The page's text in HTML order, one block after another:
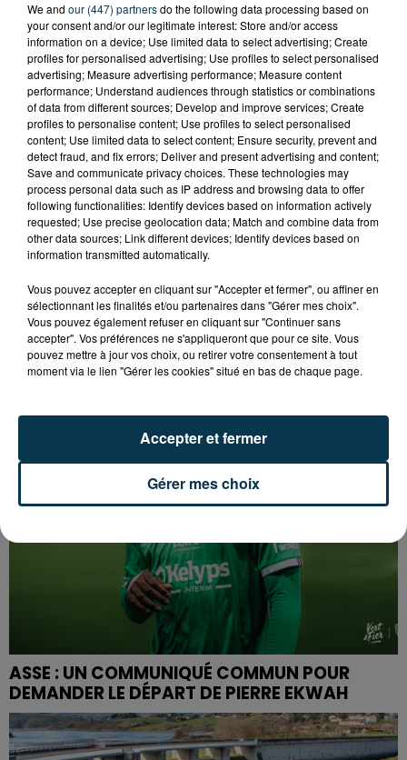
SAINT-ETIENNE : DÉPART DE FEU RUE ROGER
SALENGRO, LE SECTEUR À ÉVITER
ASSE : UN COMMUNIQUÉ COMMUN POUR
DEMANDER LE DÉPART DE PIERRE EKWAH
We and our (447) partnersdo the following data processing based on
your consent and/or our legitimate interest: Store and/or access
information on a device; Use limited data to select advertising; Create
profiles for personalised advertising; Use profiles to select personalised
advertising; Measure advertising performance; Measure content
performance; Understand audiences through statistics or combinations
of data from different sources; Develop and improve services; Create
profiles to personalise content; Use profiles to select personalised
content; Use limited data to select content; Ensure security, prevent and
detect fraud, and fix errors; Deliver and present advertising and content;
Save and communicate privacy choices. These technologies may
process personal data such as IP address and browsing data to offer
following functionalities: Identify devices based on information actively
requested; Use precise geolocation data; Match and combine data from
other data sources; Link different devices; Identify devices based on
information transmitted automatically.
Vous pouvez accepter en cliquant sur "Accepter et fermer", ou affiner en
sélectionnant les finalités et/ou partenaires dans "Gérer mes choix".
Vous pouvez également refuser en cliquant sur "Continuer sans
accepter". Vos préférences ne s'appliqueront que pour ce site. Vous
pouvez mettre à jour vos choix, ou retirer votre consentement à tout
moment via le lien "Gérer les cookies" situé en bas de chaque page.
Gérer mes choix
Accepter et fermer